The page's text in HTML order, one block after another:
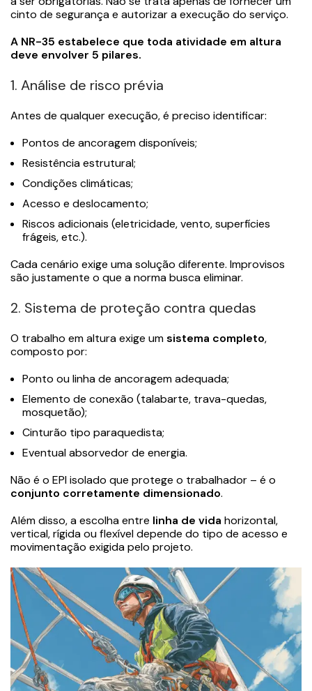
cinto de segurança e autorizar a execução do serviço.
A NR-35 estabelece que toda atividade em altura
deve envolver 5 pilares.
1. Análise de risco prévia
Antes de qualquer execução, é preciso identificar:
Pontos de ancoragem disponíveis;
Resistência estrutural;
Condições climáticas;
Acesso e deslocamento;
Riscos adicionais (eletricidade, vento, superfícies
frágeis, etc.).
Cada cenário exige uma solução diferente. Improvisos
são justamente o que a norma busca eliminar.
2. Sistema de proteção contra quedas
O trabalho em altura exige umsistema completo,
composto por:
Ponto ou linha de ancoragem adequada;
Elemento de conexão (talabarte, trava-quedas,
mosquetão);
Cinturão tipo paraquedista;
Eventual absorvedor de energia.
Não é o EPI isolado que protege o trabalhador – é o
conjunto corretamente dimensionado.
Além disso, a escolha entre linha de vida horizontal,
vertical, rígida ou flexível depende do tipo de acesso e
movimentação exigida pelo projeto.